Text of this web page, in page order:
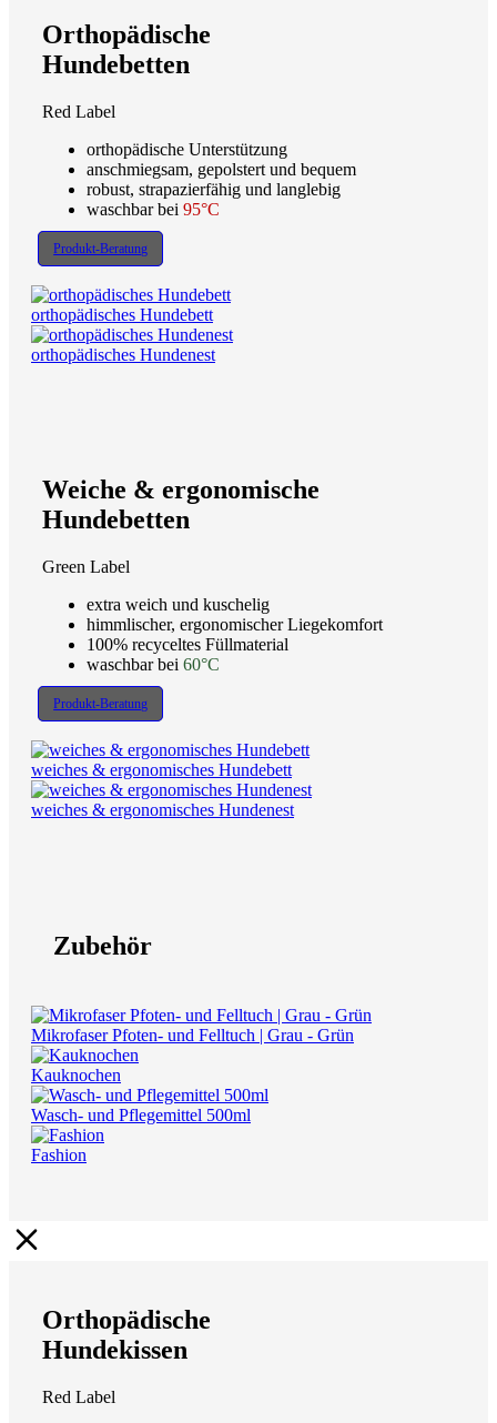
Orthopädische
Hundebetten
Red Label
orthopädische Unterstützung
anschmiegsam, gepolstert und bequem
robust, strapazierfähig und langlebig
waschbar bei 95°C
Produkt-Beratung
orthopädisches Hundebett
orthopädisches Hundenest
Weiche & ergonomische
Hundebetten
Green Label
extra weich und kuschelig
himmlischer, ergonomischer Liegekomfort
100% recyceltes Füllmaterial
waschbar bei 60°C
Produkt-Beratung
weiches & ergonomisches Hundebett
weiches & ergonomisches Hundenest
Zubehör
Mikrofaser Pfoten- und Felltuch | Grau - Grün
Kauknochen
Wasch- und Pflegemittel 500ml
Fashion
Orthopädische
Hundekissen
Red Label